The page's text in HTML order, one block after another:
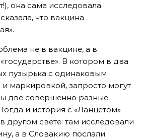
она сама исследовала
что вакцина
не в вакцине, а в
В котором в два
пузырька с одинаковым
маркировкой, запросто могут
две совершенно разные
и история с «Ланцетом»
другом свете: там исследовали
а в Словакию послали